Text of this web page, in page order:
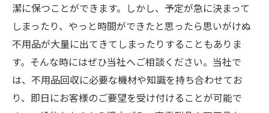
潔に保つことができます。しかし、予定が急に決まって
しまったり、やっと時間ができたと思ったら思いがけぬ
不用品が大量に出てきてしまったりすることもありま
す。そんな時にはぜひ当社へご相談ください。当社で
は、不用品回収に必要な機材や知識を持ち合わせてお
り、即日にお客様のご要望を受け付けることが可能で